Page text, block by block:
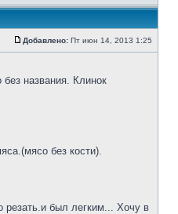
Добавлено: Пт июн 14, 2013 1:25
названия. Клинок
без кости).
резать.и был легким... Хочу в